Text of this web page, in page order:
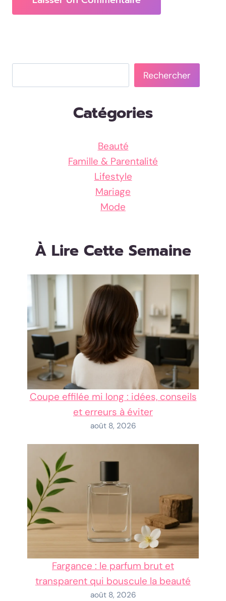
Rechercher
Catégories
Beauté
Famille & Parentalité
Lifestyle
Mariage
Mode
À Lire Cette Semaine
Coupe effilée mi long : idées, conseils
et erreurs à éviter
août 8, 2026
Fargance : le parfum brut et
transparent qui bouscule la beauté
août 8, 2026